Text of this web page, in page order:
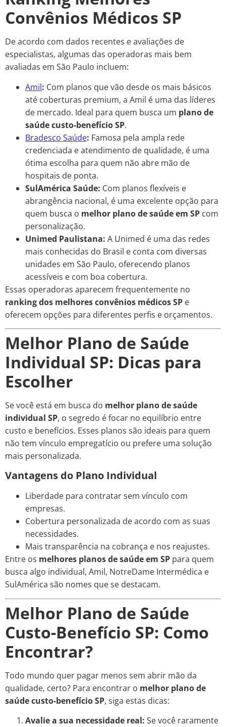
Convênios Médicos SP
De acordo com dados recentes e avaliações de
especialistas, algumas das operadoras mais bem
avaliadas em São Paulo incluem:
Amil: Com planos que vão desde os mais básicos
até coberturas premium, a Amil é uma das líderes
de mercado. Ideal para quem busca um plano de
saúde custo-benefício SP.
Bradesco Saúde: Famosa pela ampla rede
credenciada e atendimento de qualidade, é uma
ótima escolha para quem não abre mão de
hospitais de ponta.
SulAmérica Saúde: Com planos flexíveis e
abrangência nacional, é uma excelente opção para
quem busca o melhor plano de saúde em SP com
personalização.
Unimed Paulistana: A Unimed é uma das redes
mais conhecidas do Brasil e conta com diversas
unidades em São Paulo, oferecendo planos
acessíveis e com boa cobertura.
Essas operadoras aparecem frequentemente no
ranking dos melhores convênios médicos SP e
oferecem opções para diferentes perfis e orçamentos.
Melhor Plano de Saúde
Individual SP: Dicas para
Escolher
Se você está em busca do melhor plano de saúde
individual SP, o segredo é focar no equilíbrio entre
custo e benefícios. Esses planos são ideais para quem
não tem vínculo empregatício ou prefere uma solução
mais personalizada.
Vantagens do Plano Individual
Liberdade para contratar sem vínculo com
empresas.
Cobertura personalizada de acordo com as suas
necessidades.
Mais transparência na cobrança e nos reajustes.
Entre os melhores planos de saúde em SP para quem
busca algo individual, Amil, NotreDame Intermédica e
SulAmérica são nomes que se destacam.
Melhor Plano de Saúde
Custo-Benefício SP: Como
Encontrar?
Todo mundo quer pagar menos sem abrir mão da
qualidade, certo? Para encontrar o melhor plano de
saúde custo-benefício SP, siga estas dicas:
Avalie a sua necessidade real: Se você raramente